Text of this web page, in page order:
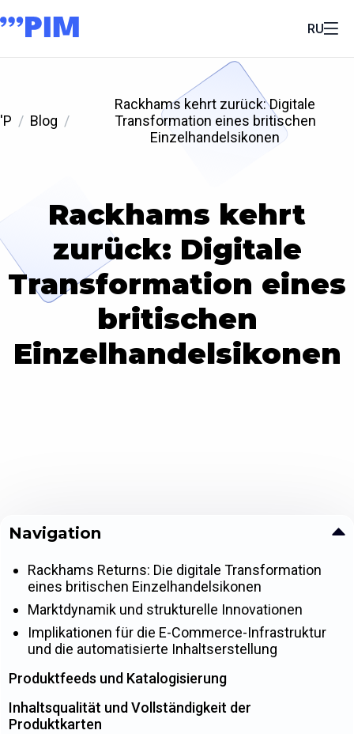
RU
'P Blog
Rackhams kehrt zurück: Digitale
Transformation eines britischen
Einzelhandelsikonen
Rackhams kehrt
zurück: Digitale
Transformation eines
britischen
Einzelhandelsikonen
Navigation
Rackhams Returns: Die digitale Transformation
eines britischen Einzelhandelsikonen
Marktdynamik und strukturelle Innovationen
Implikationen für die E-Commerce-Infrastruktur
und die automatisierte Inhaltserstellung
Produktfeeds und Katalogisierung
Inhaltsqualität und Vollständigkeit der
Produktkarten